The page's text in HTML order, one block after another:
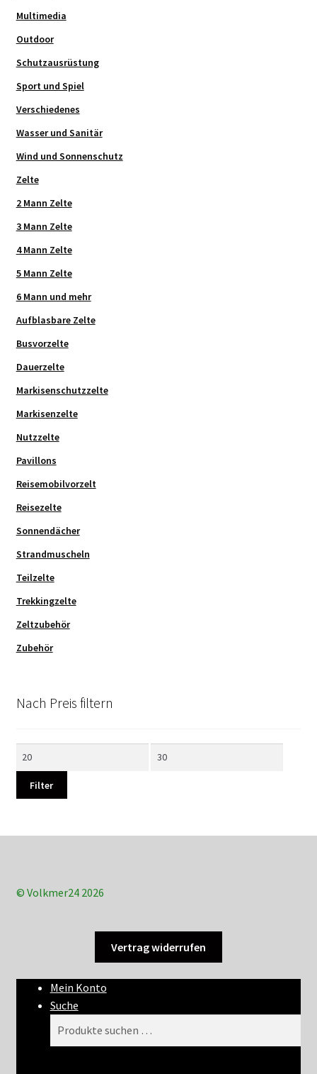
Multimedia
Outdoor
Schutzausrüstung
Sport und Spiel
Verschiedenes
Wasser und Sanitär
Wind und Sonnenschutz
Zelte
2 Mann Zelte
3 Mann Zelte
4 Mann Zelte
5 Mann Zelte
6 Mann und mehr
Aufblasbare Zelte
Busvorzelte
Dauerzelte
Markisenschutzzelte
Markisenzelte
Nutzzelte
Pavillons
Reisemobilvorzelt
Reisezelte
Sonnendächer
Strandmuscheln
Teilzelte
Trekkingzelte
Zeltzubehör
Zubehör
Nach Preis filtern
Filter
© Volkmer24 2026
Vertrag widerrufen
Mein Konto
Suche